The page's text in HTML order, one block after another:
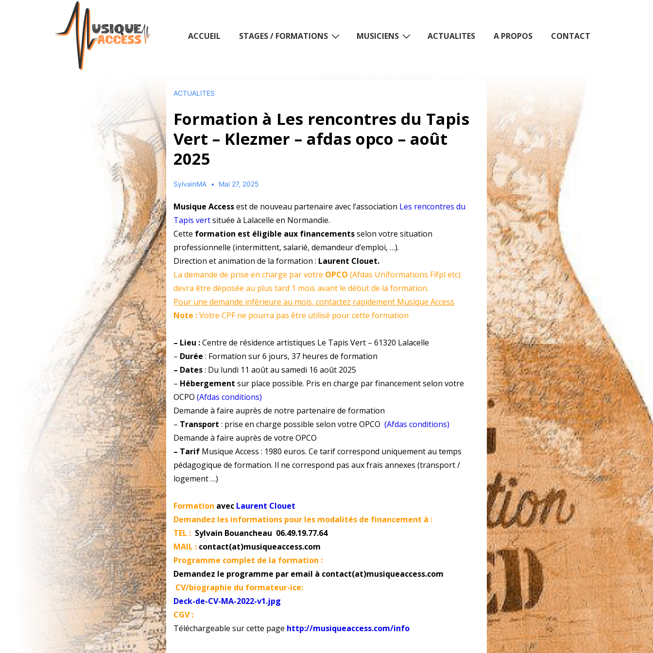
Main
ACCUEIL STAGES / FORMATIONS MUSICIENS ACTUALITES A PROPOS CONTACT
ACTUALITES
Formation à Les rencontres du Tapis
Vert – Klezmer – afdas opco – août
2025
SylvainMA Mai 27, 2025
Musique Accessest de nouveau partenaire avec l’association Les rencontres du
Tapis vertsituée à Lalacelle en Normandie.
Cette formation est éligible aux financementsselon votre situation
professionnelle (intermittent, salarié, demandeur d’emploi, …).
Direction et animation de la formation : Laurent Clouet.
La demande de prise en charge par votre OPCO (Afdas Uniformations Fifpl etc)
devra être déposée au plus tard 1 mois avant le début de la formation.
Pour une demande inférieure au mois, contactez rapidement Musique Access
Note :Votre CPF ne pourra pas être utilisé pour cette formation
– Lieu :Centre de résidence artistiques Le Tapis Vert – 61320 Lalacelle
– Durée : Formation sur 6 jours, 37 heures de formation
– Dates: Du lundi 11 août au samedi 16 août 2025
– Hébergement sur place possible. Pris en charge par financement selon votre
OCPO(Afdas conditions)
Demande à faire auprès de notre partenaire de formation
– Transport : prise en charge possible selon votre OPCO(Afdas conditions)
Demande à faire auprès de votre OPCO
– Tarif Musique Access : 1980 euros. Ce tarif correspond uniquement au temps
pédagogique de formation. Il ne correspond pas aux frais annexes (transport /
logement …)
Formation avec Laurent Clouet
Demandez les informations pour les modalités de financement à :
TEL : Sylvain Bouancheau 06.49.19.77.64
MAIL : contact(at)musiqueaccess.com
Programme complet de la formation :
Demandez le programme par email à contact(at)musiqueaccess.com
CV/biographie du formateur-ice:
Deck-de-CV-MA-2022-v1.jpg
CGV :
Téléchargeable sur cette page http://musiqueaccess.com/info